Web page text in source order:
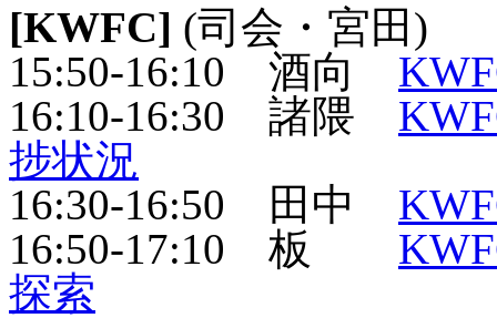
[KWFC] (司会・宮田)
15:50-16:10 酒向
16:10-16:30 諸隈
捗状況
16:30-16:50 田中
16:50-17:10 板
探索